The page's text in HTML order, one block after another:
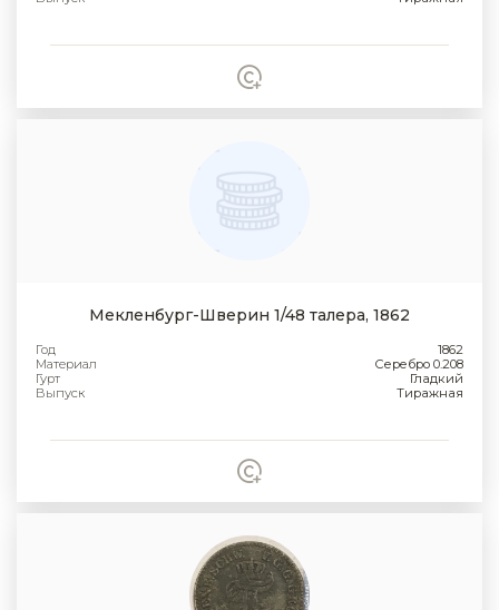
Мекленбург-Шверин 1/48 талера, 1862
Год
1862
Материал
Серебро 0.208
Гурт
Гладкий
Выпуск
Тиражная